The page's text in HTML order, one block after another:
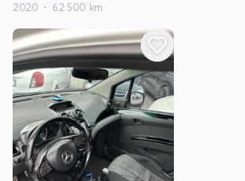
2020 62 500 km